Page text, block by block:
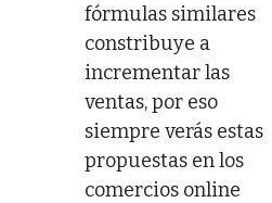
fórmulas similares
constribuye a
incrementar las
ventas, por eso
siempre verás estas
propuestas en los
comercios online